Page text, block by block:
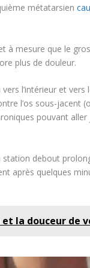
métatarsien
à mesure que le
plus de douleur.
l’intérieur et
l’os sous-jacent
pouvant aller
debout
après quelques
la douceur de